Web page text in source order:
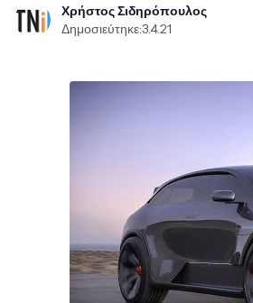
Χρήστος Σιδηρόπουλος
Δημοσιεύτηκε:3.4.21